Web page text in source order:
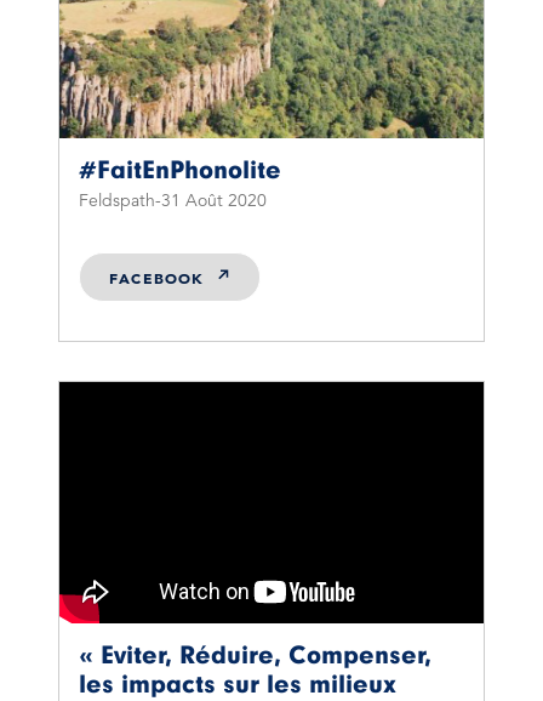
#FaitEnPhonolite
Feldspath 31 Août 2020
FACEBOOK
« Eviter, Réduire, Compenser,
les impacts sur les milieux